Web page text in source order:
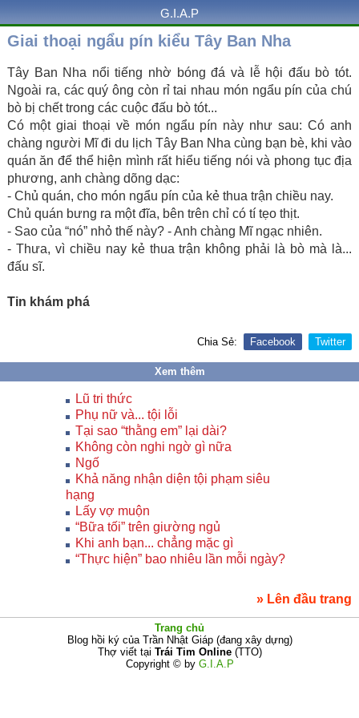
G.I.A.P
Giai thoại ngẩu pín kiểu Tây Ban Nha
Tây Ban Nha nổi tiếng nhờ bóng đá và lễ hội đấu bò tót.
Ngoài ra, các quý ông còn rỉ tai nhau món ngẩu pín của chú
bò bị chết trong các cuộc đấu bò tót...
Có một giai thoại về món ngẩu pín này như sau: Có anh
chàng người Mĩ đi du lịch Tây Ban Nha cùng bạn bè, khi vào
quán ăn để thể hiện mình rất hiểu tiếng nói và phong tục địa
phương, anh chàng dõng dạc:
- Chủ quán, cho món ngẩu pín của kẻ thua trận chiều nay.
Chủ quán bưng ra một đĩa, bên trên chỉ có tí tẹo thịt.
- Sao của “nó” nhỏ thế này? - Anh chàng Mĩ ngạc nhiên.
- Thưa, vì chiều nay kẻ thua trận không phải là bò mà là...
đấu sĩ.
Tin khám phá
Chia Sẻ: Facebook Twitter
Xem thêm
Lũ tri thức
Phụ nữ và... tội lỗi
Tại sao “thằng em” lại dài?
Không còn nghi ngờ gì nữa
Ngố
Khả năng nhận diện tội phạm siêu
hạng
Lấy vợ muộn
“Bữa tối” trên giường ngủ
Khi anh bạn... chẳng mặc gì
“Thực hiện” bao nhiêu lần mỗi ngày?
» Lên đầu trang
Trang chủ
Blog hồi ký của Trần Nhật Giáp (đang xây dựng)
Thợ viết tại Trái Tim Online(TTO)
Copyright © by G.I.A.P